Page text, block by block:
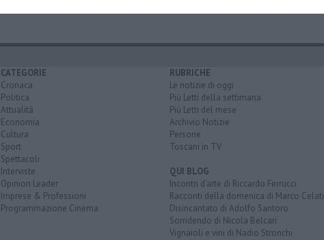
CATEGORIE
Cronaca
Politica
Attualità
Economia
Cultura
Sport
Spettacoli
Interviste
Opinion Leader
Imprese & Professioni
Programmazione Cinema
RUBRICHE
Le notizie di oggi
Più Letti della settimana
Più Letti del mese
Archivio Notizie
Persone
Toscani in TV
QUI BLOG
Incontri d'arte di Riccardo Ferrucci
Racconti della domenica di Marco Celati
Disincantato di Adolfo Santoro
Sorridendo di Nicola Belcari
Vignaioli e vini di Nadio Stronchi